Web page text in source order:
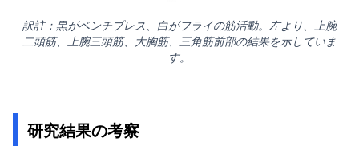
訳註：黒がベンチプレス、白がフライの筋活動。左より、上腕
二頭筋、上腕三頭筋、大胸筋、三角筋前部の結果を示していま
す。
研究結果の考察